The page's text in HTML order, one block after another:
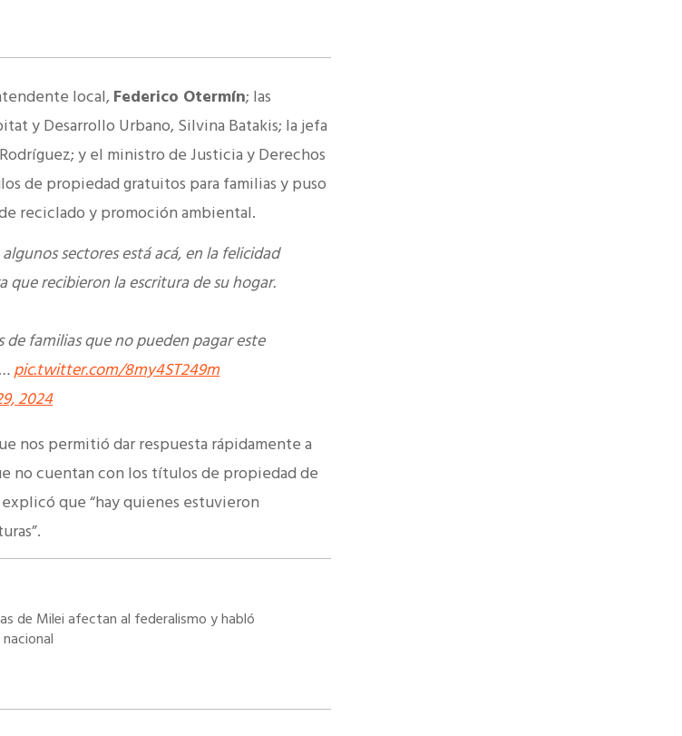
local, Federico Otermín; las
y Desarrollo Urbano, Silvina Batakis; la jefa
y el ministro de Justicia y Derechos
de propiedad gratuitos para familias y puso
reciclado y promoción ambiental.
sectores está acá, en la felicidad
que recibieron la escritura de su hogar.
familias que no pueden pagar este
pic.twitter.com/8my4ST249m
2024
nos permitió dar respuesta rápidamente a
no cuentan con los títulos de propiedad de
que “hay quienes estuvieron
de Milei afectan al federalismo y habló